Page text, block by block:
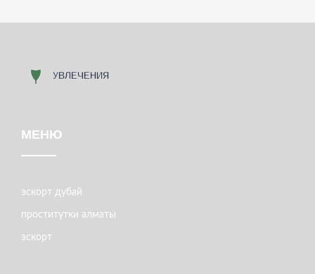
МЕНЮ
эскорт дубай
проститутки алматы
эскорт